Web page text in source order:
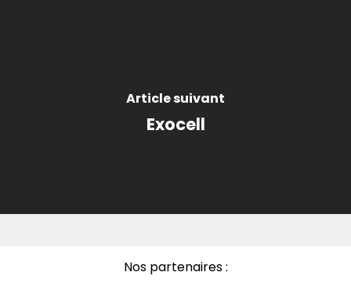
Article suivant
Exocell
Nos partenaires :